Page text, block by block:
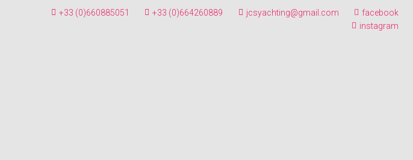
+33 (0)660885051 +33 (0)664260889 jcsyachting@gmail.com
facebook
instagram